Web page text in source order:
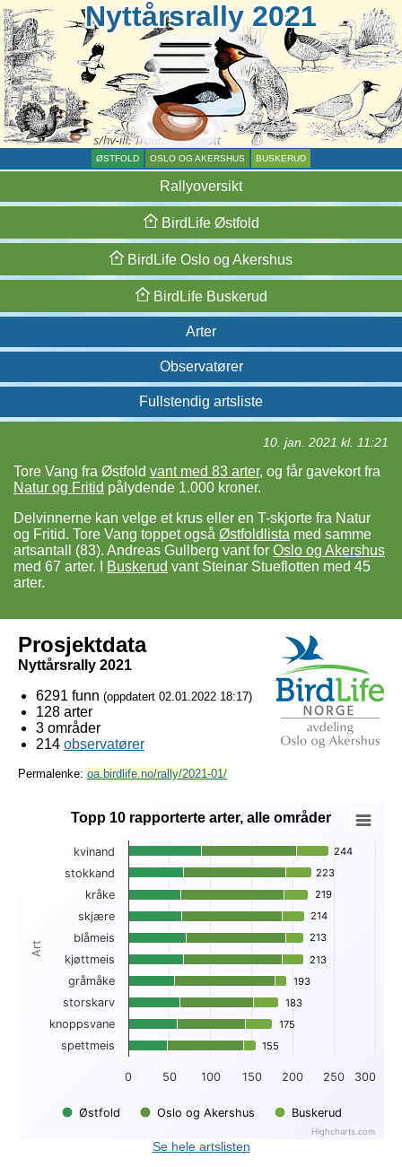
Nyttårsrally 2021
ØSTFOLD OSLO OG AKERSHUS BUSKERUD
Rallyoversikt
BirdLifeØstfold
BirdLife Oslo og Akershus
BirdLifeBuskerud
Arter
Observatører
Fullstendig artsliste
10. jan. 2021 kl. 11:21
Tore Vang fra Østfold vant med 83 arter, og får gavekort fra
Natur og Fritid pålydende 1.000 kroner.
Delvinnerne kan velge et krus eller en T-skjorte fra Natur
og Fritid. Tore Vang toppet også Østfoldlista med samme
artsantall (83). Andreas Gullberg vant for Oslo og Akershus
med 67 arter. I
Buskerud vant Steinar Stueflotten med 45
arter.
Prosjektdata
Nyttårsrally 2021
6291 funn (oppdatert 02.01.2022 18:17)
128 arter
3 områder
214 observatører
Permalenke: oa.birdlife.no/rally/2021-01/
Topp 10 rapporterte arter, alle områder
Bar chart with 3 data series.
View as data table, Topp 10 rapporterte arter, alle områder
The chart has 1 X axis displaying Art.
The chart has 1 Y axis displaying . Data ranges from 47 to
Art
Topp 10 rapporterte arter, alle områder
244
244
223
223
219
219
214
214
213
213
213
213
193
193
183
183
175
175
155
155
Østfold Oslo og Akershus Buskerud
0 50 100 150 200 250 300
kvinand
stokkand
kråke
skjære
blåmeis
kjøttmeis
gråmåke
storskarv
knoppsvane
spettmeis
Highcharts.com
End of interactive chart.Se hele artslisten